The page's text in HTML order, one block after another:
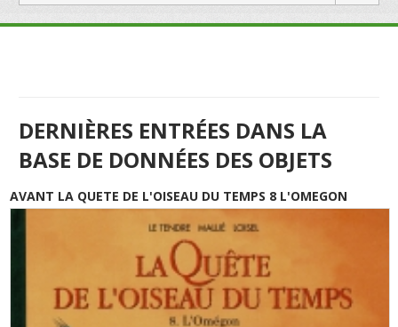
DERNIÈRES ENTRÉES DANS LA
BASE DE DONNÉES DES OBJETS
AVANT LA QUETE DE L'OISEAU DU TEMPS 8 L'OMEGON